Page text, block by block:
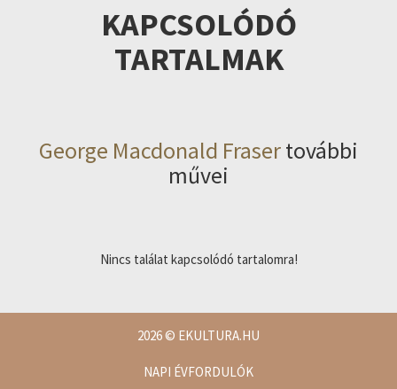
KAPCSOLÓDÓ
TARTALMAK
George Macdonald Frasertovábbi
művei
Nincs találat kapcsolódó tartalomra!
2026© EKULTURA.HU
NAPI ÉVFORDULÓK